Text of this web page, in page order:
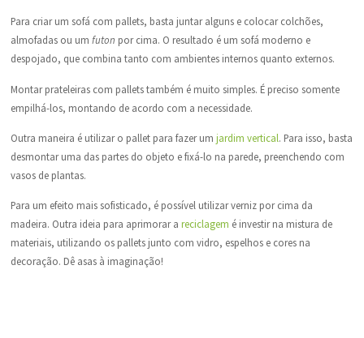
Para criar um sofá com pallets, basta juntar alguns e colocar colchões,
almofadas ou um futon por cima. O resultado é um sofá moderno e
despojado, que combina tanto com ambientes internos quanto externos.
Montar prateleiras com pallets também é muito simples. É preciso somente
empilhá-los, montando de acordo com a necessidade.
Outra maneira é utilizar o pallet para fazer um jardim vertical. Para isso, basta
desmontar uma das partes do objeto e fixá-lo na parede, preenchendo com
vasos de plantas.
Para um efeito mais sofisticado, é possível utilizar verniz por cima da
madeira. Outra ideia para aprimorar a reciclagem é investir na mistura de
materiais, utilizando os pallets junto com vidro, espelhos e cores na
decoração. Dê asas à imaginação!